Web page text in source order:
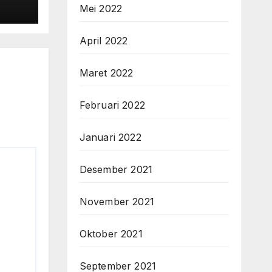
Mei 2022
April 2022
Maret 2022
Februari 2022
Januari 2022
Desember 2021
November 2021
Oktober 2021
September 2021